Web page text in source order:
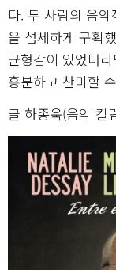
다. 두 사람의 음
을 섬세하게 구획
균형감이 있었더
흥분하고 찬미할
글 하종욱(음악 칼